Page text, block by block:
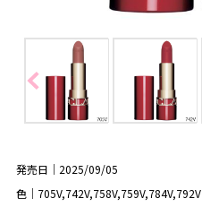
発売日｜2025/09/05
色｜705V,742V,758V,759V,784V,792V